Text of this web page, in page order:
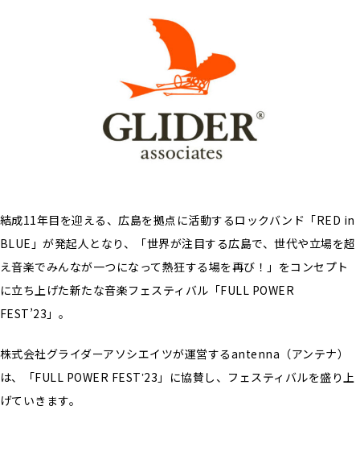
結成11年目を迎える、広島を拠点に活動するロックバンド「RED in
BLUE」が発起人となり、「世界が注⽬する広島で、世代や⽴場を超
え⾳楽でみんなが⼀つになって熱狂する場を再び！」をコンセプト
に立ち上げた新たな音楽フェスティバル「FULL POWER
FEST’23」。
株式会社グライダーアソシエイツが運営するantenna（アンテナ）
は、「FULL POWER FESTʼ23」に協賛し、フェスティバルを盛り上
げていきます。